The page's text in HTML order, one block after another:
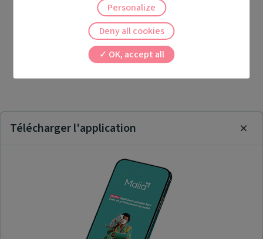
Télécharger l'application
OK, accept all
Deny all cookies
Personalize